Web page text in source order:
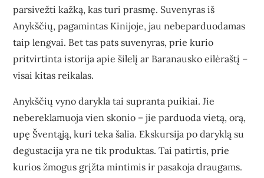
parsivežti kažką, kas turi prasmę. Suvenyras iš
Anykščių, pagamintas Kinijoje, jau nebeparduodamas
taip lengvai. Bet tas pats suvenyras, prie kurio
pritvirtinta istorija apie šilelį ar Baranausko eilėraštį –
visai kitas reikalas.
Anykščių vyno darykla tai supranta puikiai. Jie
nebereklamuoja vien skonio – jie parduoda vietą, orą,
upę Šventąją, kuri teka šalia. Ekskursija po daryklą su
degustacija yra ne tik produktas. Tai patirtis, prie
kurios žmogus grįžta mintimis ir pasakoja draugams.